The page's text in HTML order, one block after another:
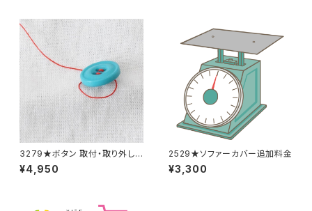
3279★ボタン 取付・取り外し
料金(15個分)
¥4,950
2529★ソファーカバー追加料金
¥3,300